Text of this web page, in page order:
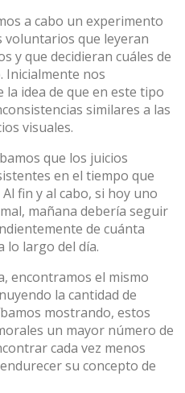
a cabo un experimento
voluntarios que leyeran
y que decidieran cuáles de
Inicialmente nos
idea de que en este tipo
similares a las
visuales.
que los juicios
en el tiempo que
fin y al cabo, si hoy uno
mañana debería seguir
de cuánta
lo largo del día.
encontramos el mismo
la cantidad de
mostrando, estos
un mayor número de
cada vez menos
su concepto de